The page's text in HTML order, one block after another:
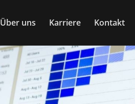
Über uns Karriere Kontakt